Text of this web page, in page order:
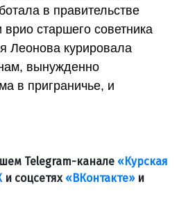
в правительстве
старшего советника
Леонова курировала
вынужденно
в приграничье, и
Telegram-канале «Курская
и соцсетях «ВКонтакте»и